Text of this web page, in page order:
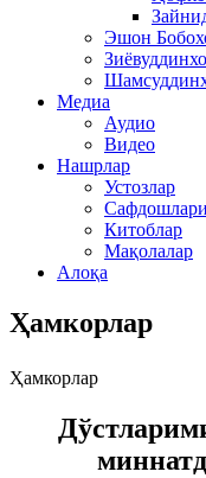
Эшон
Медиа
Аудио
Видео
Нашрлар
Устозлар
Китоблар
Мақолалар
Алоқа
Ҳамкорлар
Ҳамкорлар